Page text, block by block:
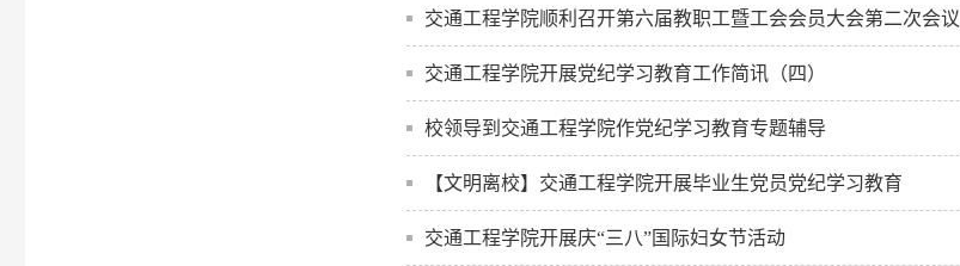
交通工程学院顺利召开第六届教职工暨工会会员大会第二次会议
交通工程学院开展党纪学习教育工作简讯（四）
校领导到交通工程学院作党纪学习教育专题辅导
【文明离校】交通工程学院开展毕业生党员党纪学习教育
交通工程学院开展庆“三八”国际妇女节活动